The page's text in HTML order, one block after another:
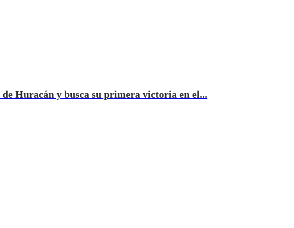
Huracán y busca su primera victoria en el...